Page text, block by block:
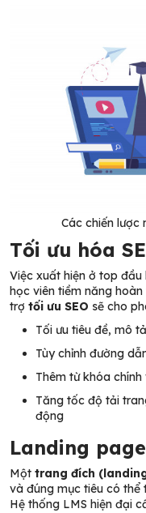
Các chiến lược
Tối ưu hóa
Việc xuất hiện ở top
học viên tiềm năng
trợ tối ưu SEO sẽ cho
Tối ưu tiêu đề, mô
Tùy chỉnh đường
Thêm từ khóa
Tăng tốc độ tải
động
Landing page
Một trang đích
và đúng mục tiêu có thể
Hệ thống LMS hiện đại